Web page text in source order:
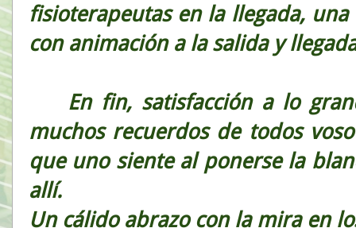
fisioterapeutas en la llegada,
con animación a la salida y
En fin, satisfacción a lo
muchos recuerdos de todos
que uno siente al ponerse la
allí.
Un cálido abrazo con la mira en